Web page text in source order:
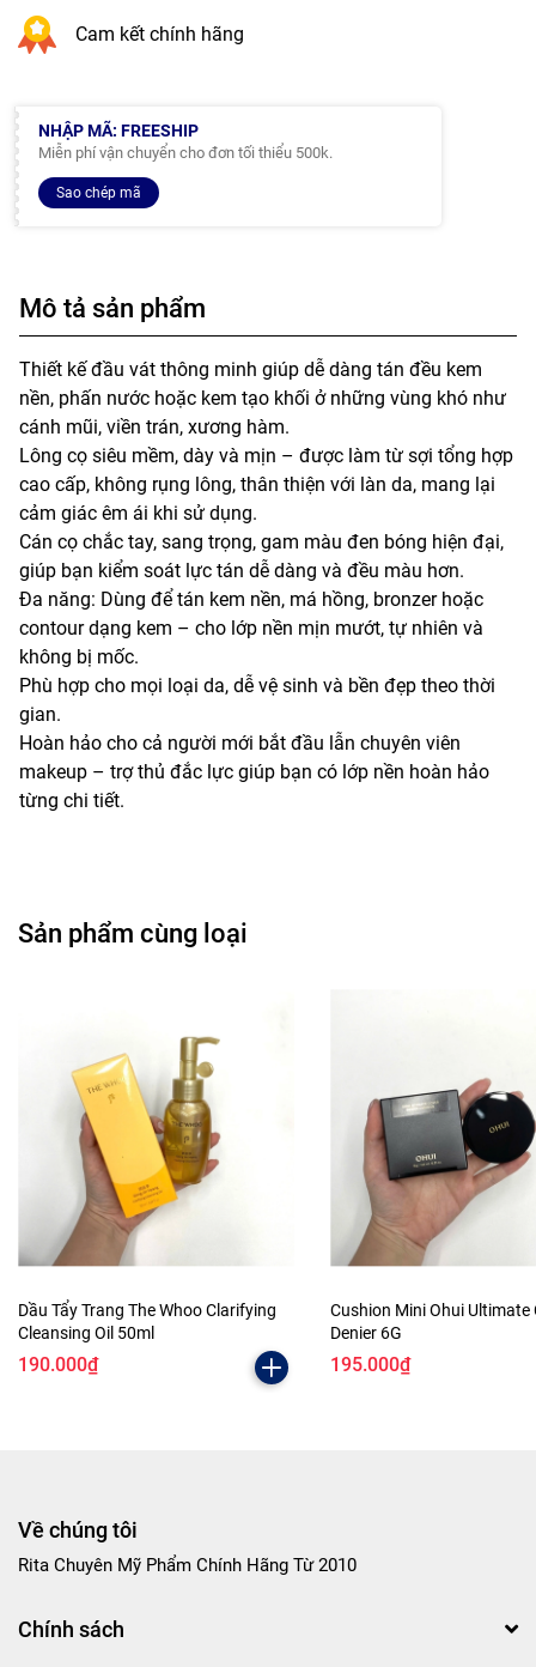
Cam kết chính hãng
NHẬP MÃ: FREESHIP
Miễn phí vận chuyển cho đơn tối thiểu 500k.
Sao chép mã
Mô tả sản phẩm
Thiết kế đầu vát thông minh giúp dễ dàng tán đều kem
nền, phấn nước hoặc kem tạo khối ở những vùng khó như
cánh mũi, viền trán, xương hàm.
Lông cọ siêu mềm, dày và mịn – được làm từ sợi tổng hợp
cao cấp, không rụng lông, thân thiện với làn da, mang lại
cảm giác êm ái khi sử dụng.
Cán cọ chắc tay, sang trọng, gam màu đen bóng hiện đại,
giúp bạn kiểm soát lực tán dễ dàng và đều màu hơn.
Đa năng: Dùng để tán kem nền, má hồng, bronzer hoặc
contour dạng kem – cho lớp nền mịn mướt, tự nhiên và
không bị mốc.
Phù hợp cho mọi loại da, dễ vệ sinh và bền đẹp theo thời
gian.
Hoàn hảo cho cả người mới bắt đầu lẫn chuyên viên
makeup – trợ thủ đắc lực giúp bạn có lớp nền hoàn hảo
từng chi tiết.
Sản phẩm cùng loại
Dầu Tẩy Trang The Whoo Clarifying
Cleansing Oil 50ml
190.000₫
Cushion Mini Ohui Ultimate
Denier 6G
195.000₫
Về chúng tôi
Rita Chuyên Mỹ Phẩm Chính Hãng Từ 2010
Chính sách